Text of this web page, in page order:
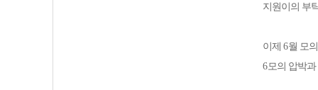
지원이의 부
이제 6월 모
6모의 압박